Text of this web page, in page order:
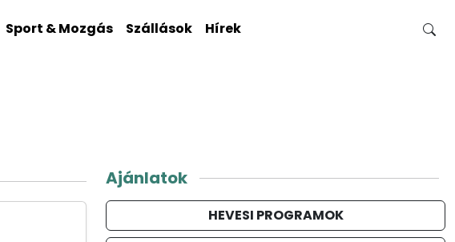
Sport & Mozgás Szállások Hírek
Ajánlatok
HEVESI PROGRAMOK